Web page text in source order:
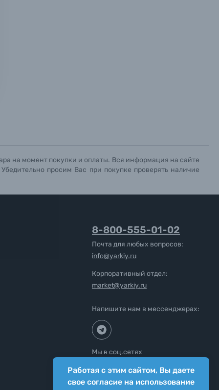
на момент покупки и оплаты. Вся информация на сайте
просим Вас при покупке проверять наличие
Работая с этим сайтом, Вы даете
свое согласие на использование
8-800-555-01-02
Почта для любых вопросов:
info@yarkiy.ru
Корпоративный отдел:
market@yarkiy.ru
Напишите нам в мессенджерах:
Мы в соц.сетях